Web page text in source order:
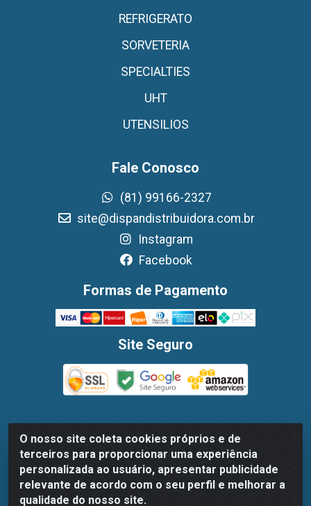
O nosso site coleta cookies próprios e de
terceiros para proporcionar uma experiência
personalizada ao usuário, apresentar publicidade
relevante de acordo com o seu perfil e melhorar a
qualidade do nosso site.
REFRIGERATO
SORVETERIA
SPECIALTIES
UHT
UTENSILIOS
Fale Conosco
(81) 99166-2327
site@dispandistribuidora.com.br
Instagram
Facebook
Formas de Pagamento
Site Seguro
Dispan Distribuidora de Alimentos LTDA - Avenida
Marechal Mascarenhas De Moraes, 1048- Imbiribeira,
Recife/PE - CEP 51.170-000 - CNPJ 30.779.584/0003-78